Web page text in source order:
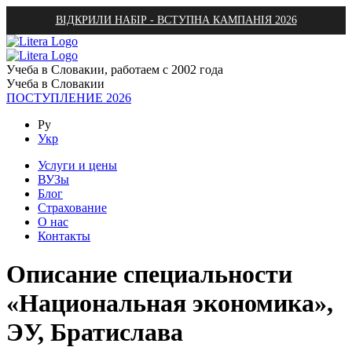
ВІДКРИЛИ НАБІР - ВСТУПНА КАМПАНІЯ 2026
Учеба в Словакии, работаем с 2002 года
Учеба в Словакии
ПОСТУПЛЕНИЕ 2026
Ру
Укр
Услуги и цены
ВУЗы
Блог
Страхование
О нас
Контакты
Описание специальности
«Национальная экономика»,
ЭУ, Братислава